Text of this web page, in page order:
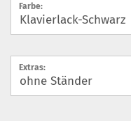
Farbe:
Extras: